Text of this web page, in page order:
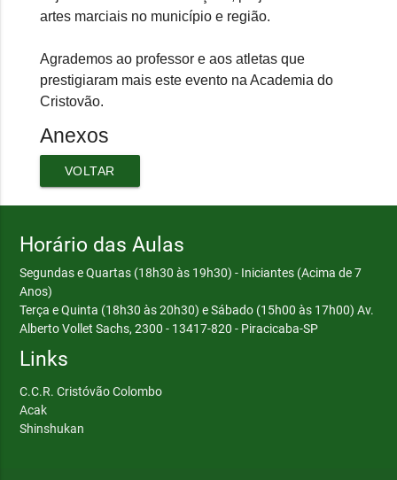
artes marciais no município e região.
Agrademos ao professor e aos atletas que
prestigiaram mais este evento na Academia do
Cristovão.
Anexos
VOLTAR
Horário das Aulas
Segundas e Quartas (18h30 às 19h30) - Iniciantes (Acima de 7
Anos)
Terça e Quinta (18h30 às 20h30) e Sábado (15h00 às 17h00) Av.
Alberto Vollet Sachs, 2300 - 13417-820 - Piracicaba-SP
Links
C.C.R. Cristóvão Colombo
Acak
Shinshukan